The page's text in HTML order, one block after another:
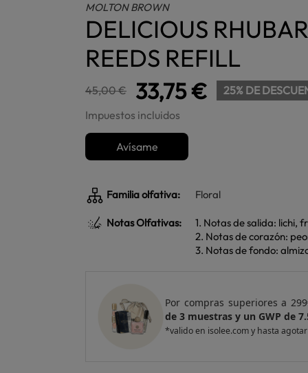
MOLTON BROWN
DELICIOUS
REEDS REFILL
45,00 € 33,75 €
25% DE
Impuestos incluidos
Avísame
Familia olfativa: Floral
Notas Olfativas:
1. Notas de salida: lichi,
2. Notas de corazón:
3. Notas de fondo:
Por compras superiores a
de 3 muestras y un GWP de
*valido en isolee.com y hasta